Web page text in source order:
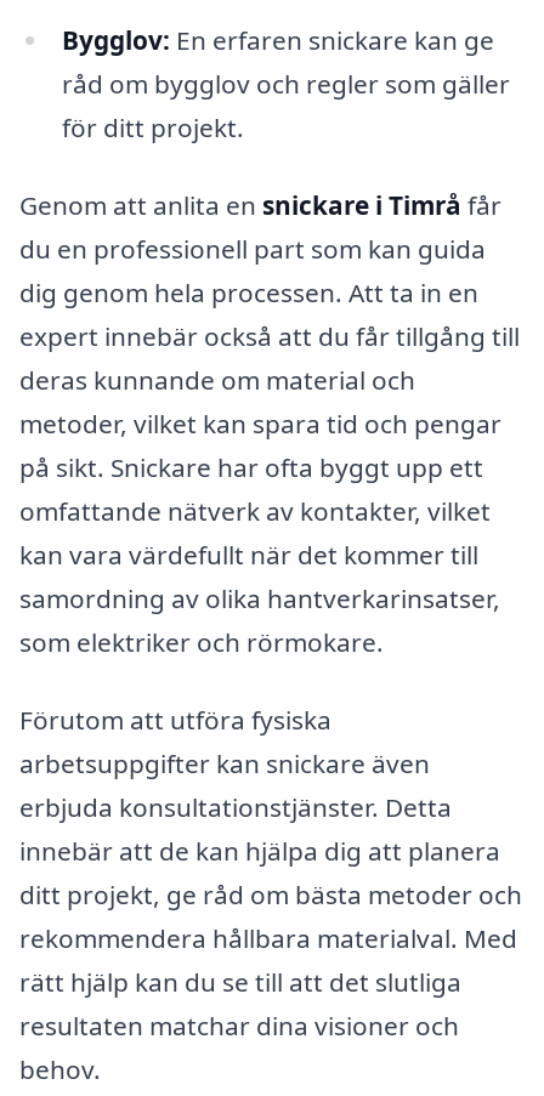
Bygglov: En erfaren snickare kan ge
råd om bygglov och regler som gäller
för ditt projekt.
Genom att anlita en snickare i Timrå får
du en professionell part som kan guida
dig genom hela processen. Att ta in en
expert innebär också att du får tillgång till
deras kunnande om material och
metoder, vilket kan spara tid och pengar
på sikt. Snickare har ofta byggt upp ett
omfattande nätverk av kontakter, vilket
kan vara värdefullt när det kommer till
samordning av olika hantverkarinsatser,
som elektriker och rörmokare.
Förutom att utföra fysiska
arbetsuppgifter kan snickare även
erbjuda konsultationstjänster. Detta
innebär att de kan hjälpa dig att planera
ditt projekt, ge råd om bästa metoder och
rekommendera hållbara materialval. Med
rätt hjälp kan du se till att det slutliga
resultaten matchar dina visioner och
behov.